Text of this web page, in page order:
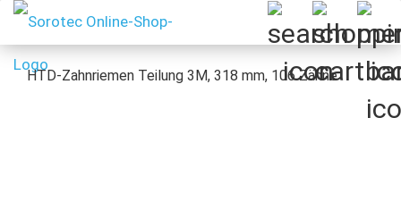
HTD-Zahnriemen Teilung 3M, 318 mm, 106 Zähne